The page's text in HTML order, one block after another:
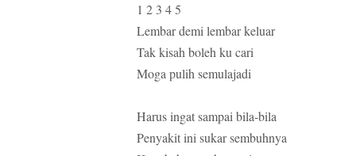
1 2 3 4 5
Lembar demi lembar keluar
Tak kisah boleh ku cari
Moga pulih semulajadi
Harus ingat sampai bila-bila
Penyakit ini sukar sembuhnya